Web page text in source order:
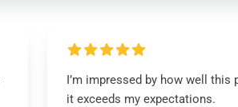
I’m impressed by how well this
it exceeds my expectations.